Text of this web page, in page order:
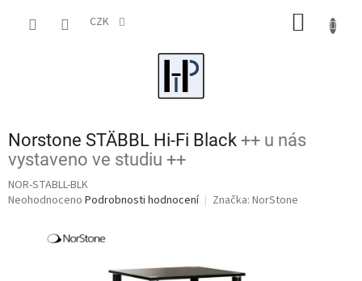
CZK
Norstone STÄBBL Hi-Fi Black ++ u nás
vystaveno ve studiu ++
NOR-STABLL-BLK
Průměrné
Neohodnoceno Podrobnosti hodnocení Značka: NorStone